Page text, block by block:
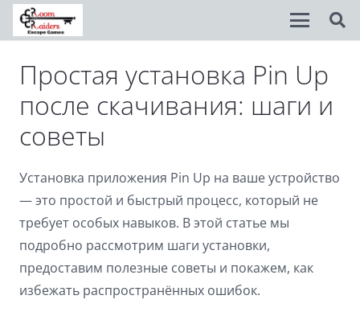
Простая установка Pin Up
после скачивания: шаги и
советы
Установка приложения Pin Up на ваше устройство
— это простой и быстрый процесс, который не
требует особых навыков. В этой статье мы
подробно рассмотрим шаги установки,
предоставим полезные советы и покажем, как
избежать распространённых ошибок.
visibility_off Disable flashes
title Mark headings
settings Background Color
zoom_out Zoom out
zoom_in Zoom in
remove_circle_outline Decrease font
add_circle_outline Increase font
Readable font